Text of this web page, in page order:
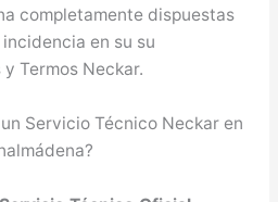
completamente dispuestas
en su su
Termos Neckar.
Servicio Técnico Neckar en